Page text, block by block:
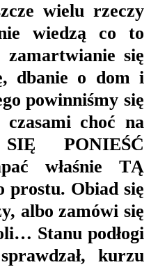
wielu rzeczy
wiedzą co to
zamartwianie się
dbanie o dom i
powinniśmy się
choć na
PONIEŚĆ
właśnie TĄ
Obiad się
albo zamówi się
Stanu podłogi
kurzu